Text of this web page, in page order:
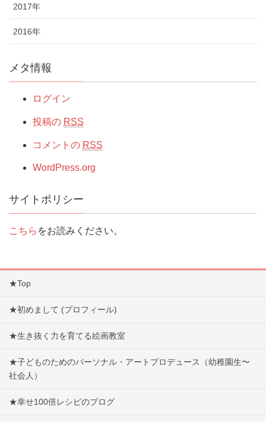
2017年
2016年
メタ情報
ログイン
投稿の RSS
コメントの RSS
WordPress.org
サイトポリシー
こちら をお読みください。
★Top
★初めまして (プロフィール)
★生き抜く力を育てる絵画教室
★子どものためのパーソナル・アートプロデュース（幼稚園生〜
社会人）
★幸せ100倍レシピのブログ